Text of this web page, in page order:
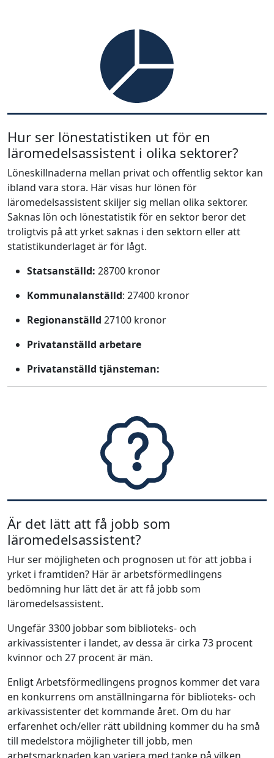
Hur ser lönestatistiken ut för en
läromedelsassistent i olika sektorer?
Löneskillnaderna mellan privat och offentlig sektor kan
ibland vara stora. Här visas hur lönen för
läromedelsassistent skiljer sig mellan olika sektorer.
Saknas lön och lönestatistik för en sektor beror det
troligtvis på att yrket saknas i den sektorn eller att
statistikunderlaget är för lågt.
Statsanställd: 28700 kronor
Kommunalanställd: 27400 kronor
Regionanställd 27100 kronor
Privatanställd arbetare
Privatanställd tjänsteman:
Är det lätt att få jobb som
läromedelsassistent?
Hur ser möjligheten och prognosen ut för att jobba i
yrket i framtiden? Här är arbetsförmedlingens
bedömning hur lätt det är att få jobb som
läromedelsassistent.
Ungefär 3300 jobbar som biblioteks- och
arkivassistenter i landet, av dessa är cirka 73 procent
kvinnor och 27 procent är män.
Enligt Arbetsförmedlingens prognos kommer det vara
en konkurrens om anställningarna för biblioteks- och
arkivassistenter det kommande året. Om du har
erfarenhet och/eller rätt ubildning kommer du ha små
till medelstora möjligheter till jobb, men